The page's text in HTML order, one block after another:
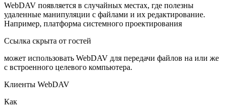
WebDAV появляется в случайных местах, где полезны
удаленные манипуляции с файлами и их редактирование.
Например, платформа системного проектирования
Ссылка скрыта от гостей
может использовать WebDAV для передачи файлов на или же
с встроенного целевого компьютера.
Клиенты WebDAV
Как